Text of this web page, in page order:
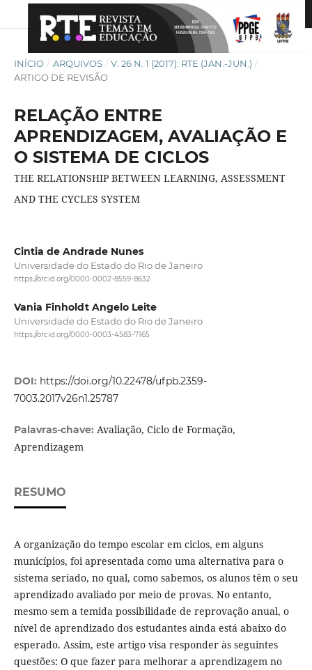
INÍCIO / ARQUIVOS / V. 26 N. 1 (2017): RTE (JAN.-JUN.) /
ARTIGO DE REVISÃO
RELAÇÃO ENTRE
APRENDIZAGEM, AVALIAÇÃO E
O SISTEMA DE CICLOS
THE RELATIONSHIP BETWEEN LEARNING, ASSESSMENT
AND THE CYCLES SYSTEM
Cintia de Andrade Nunes
Universidade do Estado do Rio de Janeiro
https://orcid.org/0000-0002-8559-8632
Vania Finholdt Angelo Leite
Universidade do Estado do Rio de Janeiro
https://orcid.org/0000-0003-4583-7165
DOI: https://doi.org/10.22478/ufpb.2359-
7003.2017v26n1.25787
Palavras-chave: Avaliação, Ciclo de Formação,
Aprendizagem
RESUMO
A organização do tempo escolar em ciclos, em alguns
municípios, foi apresentada como uma alternativa para o
sistema seriado, no qual, como sabemos, os alunos têm o seu
aprendizado avaliado por meio de provas. No entanto,
mesmo sem a temida possibilidade de reprovação anual, o
nível de aprendizado dos estudantes ainda está abaixo do
esperado. Assim, este artigo visa responder às seguintes
questões: O que fazer para melhorar a aprendizagem no